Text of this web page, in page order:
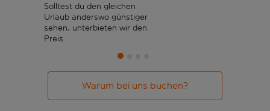
Solltest du den gleichen
Urlaub anderswo günstiger
sehen, unterbieten wir den
Preis.
Warum bei uns buchen?